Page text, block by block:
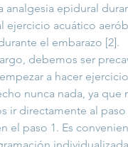
analgesia epidural
ejercicio acuático
el embarazo [2].
debemos ser
a hacer
nunca nada, ya que
ir directamente al paso
el paso 1. Es